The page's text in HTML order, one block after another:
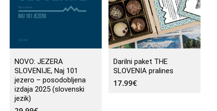
NOVO: JEZERA
SLOVENIJE, Naj 101
jezero – posodobljena
izdaja 2025 (slovenski
jezik)
Darilni paket THE
SLOVENIA pralines
17.99€